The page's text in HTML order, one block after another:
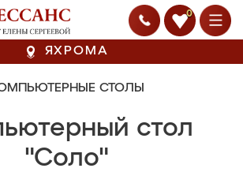
0
ЯХРОМА
СТОЛЫ
стол
"Соло"